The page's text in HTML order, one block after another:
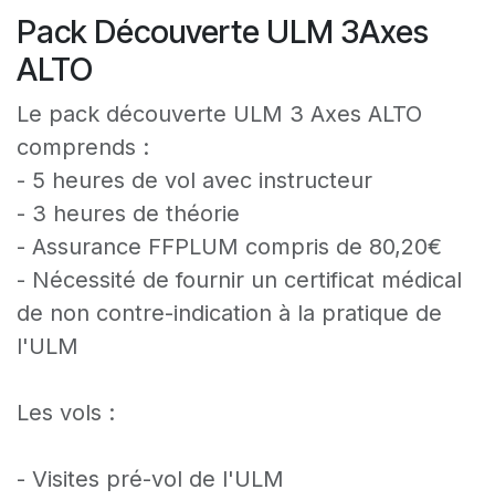
Pack Découverte ULM 3Axes
ALTO
Le pack découverte ULM 3 Axes ALTO
comprends :
- 5 heures de vol avec instructeur
- 3 heures de théorie
- Assurance FFPLUM compris de 80,20€
- Nécessité de fournir un certificat médical
de non contre-indication à la pratique de
l'ULM
Les vols :
- Visites pré-vol de l'ULM